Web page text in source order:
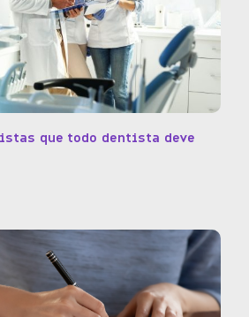
que todo dentista deve